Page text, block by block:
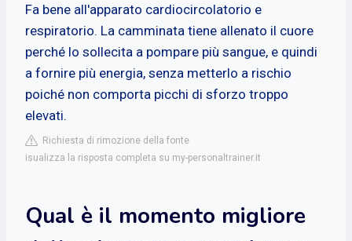
Fa bene all'apparato cardiocircolatorio e
respiratorio. La camminata tiene allenato il cuore
perché lo sollecita a pompare più sangue, e quindi
a fornire più energia, senza metterlo a rischio
poiché non comporta picchi di sforzo troppo
elevati.
Richiesta di rimozione della fonte
isualizza la risposta completa su my-personaltrainer.it
Qual è il momento migliore